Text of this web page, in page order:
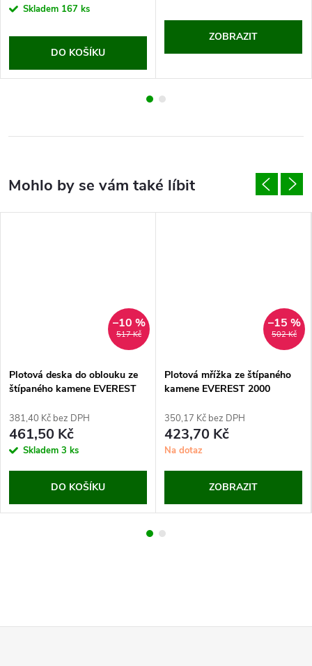
cena:Skladem 167 ks
DO KOŠÍKU
ZOBRAZIT
517 Kč
–10 %
Plotová deska do oblouku ze
štípaného kamene EVEREST
381,40 Kč bez DPH
461,50 Kč
Skladem 3 ks
DO KOŠÍKU
502 Kč
–15 %
Plotová mřížka ze štípaného
kamene EVEREST 2000
350,17 Kč bez DPH
423,70 Kč
Na dotaz
ZOBRAZIT